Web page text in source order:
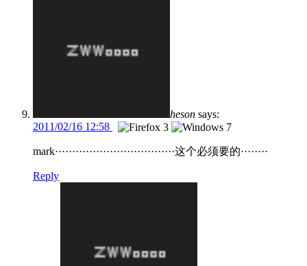
heson says:
2011/02/16 12:58
mark···································这个必须要的········
Reply